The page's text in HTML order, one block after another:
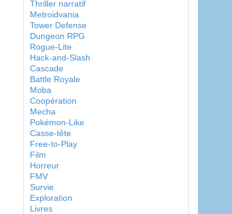
Thriller narratif
Metroidvania
Tower Defense
Dungeon RPG
Rogue-Lite
Hack-and-Slash
Cascade
Battle Royale
Moba
Coopération
Mecha
Pokémon-Like
Casse-tête
Free-to-Play
Film
Horreur
FMV
Survie
Exploration
Livres